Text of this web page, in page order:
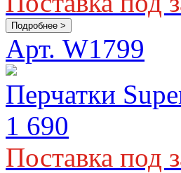
Подробнее >
Арт. W1799
Перчатки
1 690
Поставка под